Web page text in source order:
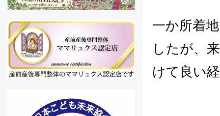
一か所着
したが、
けて良い